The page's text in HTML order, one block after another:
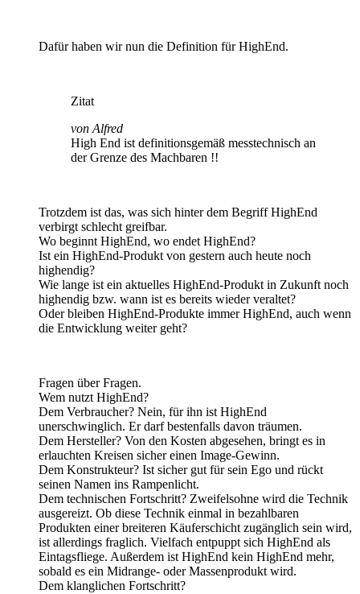
Dafür haben wir nun die Definition für HighEnd.
Zitat
von Alfred
High End ist definitionsgemäß messtechnisch an
der Grenze des Machbaren !!
Trotzdem ist das, was sich hinter dem Begriff HighEnd
verbirgt schlecht greifbar.
Wo beginnt HighEnd, wo endet HighEnd?
Ist ein HighEnd-Produkt von gestern auch heute noch
highendig?
Wie lange ist ein aktuelles HighEnd-Produkt in Zukunft noch
highendig bzw. wann ist es bereits wieder veraltet?
Oder bleiben HighEnd-Produkte immer HighEnd, auch wenn
die Entwicklung weiter geht?
Fragen über Fragen.
Wem nutzt HighEnd?
Dem Verbraucher? Nein, für ihn ist HighEnd
unerschwinglich. Er darf bestenfalls davon träumen.
Dem Hersteller? Von den Kosten abgesehen, bringt es in
erlauchten Kreisen sicher einen Image-Gewinn.
Dem Konstrukteur? Ist sicher gut für sein Ego und rückt
seinen Namen ins Rampenlicht.
Dem technischen Fortschritt? Zweifelsohne wird die Technik
ausgereizt. Ob diese Technik einmal in bezahlbaren
Produkten einer breiteren Käuferschicht zugänglich sein wird,
ist allerdings fraglich. Vielfach entpuppt sich HighEnd als
Eintagsfliege. Außerdem ist HighEnd kein HighEnd mehr,
sobald es ein Midrange- oder Massenprodukt wird.
Dem klanglichen Fortschritt?